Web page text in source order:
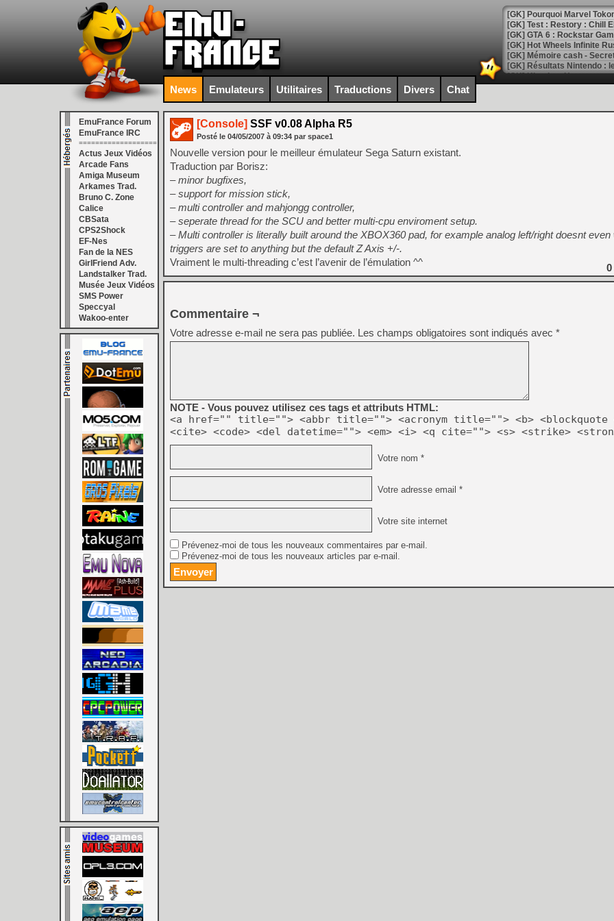
[GK] Pourquoi Marvel
[GK] Test : Restory : Chill
[GK] GTA 6 : Rockstar
[GK] Hot Wheels Infinite
[GK] Mémoire cash -
[GK] Résultats Nintendo :
[GK] Déjà des
[Mo5] Brickboy cherche à
[GK] Minecraft et ses «
[GK] Beast of
[GK] Ubisoft : fin de partie
[GK] Mémoire cash -
[GK] Dan Houser (GTA)
[GK] Comment EA Sports
[GK] Crimson Moon : un
[GK] Isle of Reveries : le
[GK] Moonlighter 2 : The
[GK] Capcom relance
[Mo5] Deux inédits du
[GK] Le beat'em up The
[GK] Endless Legend 2 :
[LS] [PS5] Le WebKit
[GK] Oubliez Crazy Taxi,
[LS] [Switch] NSZ 5.0.0
[GK] No More Room in
[GK] Un chatbot Atelier
[GK] Mémoire cash -
[GK] Nvidia : le prix des
[GK] Suikoden Star Leap
[Mo5] La mini borne
News Emulateurs Utilitaires Traductions Divers Chat
EmuFrance Forum
EmuFrance IRC
===================
Actus Jeux Vidéos
Arcade Fans
Amiga Museum
Arkames Trad.
Bruno C. Zone
Calice
CBSata
CPS2Shock
EF-Nes
Fan de la NES
GirlFriend Adv.
Landstalker Trad.
Musée Jeux Vidéos
SMS Power
Speccyal
Wakoo-enter
[Console] SSF v0.08 Alpha R5
Posté le 04/05/2007 à 09:34 par space1
Nouvelle version pour le meilleur émulateur Sega Saturn existant.
Traduction par Borisz:
– minor bugfixes,
– support for mission stick,
– multi controller and mahjongg controller,
– seperate thread for the SCU and better multi-cpu enviroment setup.
– Multi controller is literally built around the XBOX360 pad, for example analog left/right doesnt even
triggers are set to anything but the default Z Axis +/-.
Vraiment le multi-threading c’est l’avenir de l’émulation ^^
0
Commentaire ¬
Votre adresse e-mail ne sera pas publiée. Les champs obligatoires sont indiqués avec *
NOTE - Vous pouvez utilisez ces tags et attributs HTML:
<a href="" title=""> <abbr title=""> <acronym title=""> <b> <blockquote
<cite> <code> <del datetime=""> <em> <i> <q cite=""> <s> <strike>
Votre nom *
Votre adresse email *
Votre site internet
Prévenez-moi de tous les nouveaux commentaires par e-mail.
Prévenez-moi de tous les nouveaux articles par e-mail.